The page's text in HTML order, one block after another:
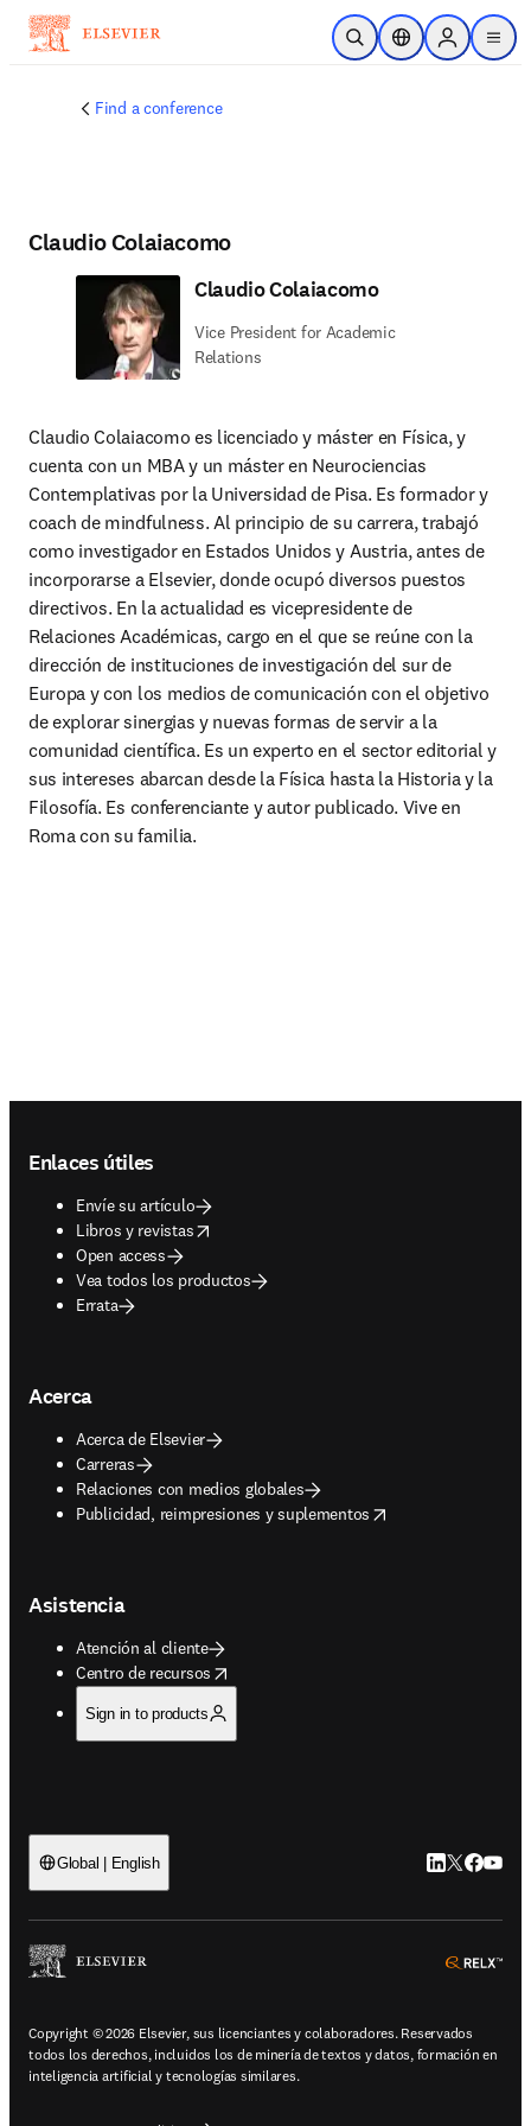
Saltar al contenido principal
Abrir búsqueda
Selector deSign in to
menu
Find a conference
Claudio Colaiacomo
Claudio Colaiacomo
Vice President for Academic
Relations
Claudio Colaiacomo es licenciado y máster en Física, y
cuenta con un MBA y un máster en Neurociencias
Contemplativas por la Universidad de Pisa. Es formador y
coach de mindfulness. Al principio de su carrera, trabajó
como investigador en Estados Unidos y Austria, antes de
incorporarse a Elsevier, donde ocupó diversos puestos
directivos. En la actualidad es vicepresidente de
Relaciones Académicas, cargo en el que se reúne con la
dirección de instituciones de investigación del sur de
Europa y con los medios de comunicación con el objetivo
de explorar sinergias y nuevas formas de servir a la
comunidad científica. Es un experto en el sector editorial y
sus intereses abarcan desde la Física hasta la Historia y la
Filosofía. Es conferenciante y autor publicado. Vive en
Roma con su familia.
Enlaces útiles
Envíe su artículo
Libros y revistas
opens in new tab/window
Open access
Vea todos los productos
Errata
Acerca
Acerca de Elsevier
Carreras
Relaciones con medios globales
Publicidad, reimpresiones y suplementos
opens in new tab/window
Asistencia
Atención al cliente
Centro de recursos
opens in new tab/window
Sign in to products
Global | English LinkedIn se
Twitter se
Copyright © 2026 Elsevier, sus licenciantes y colaboradores. Reservados
todos los derechos, incluidos los de minería de textos y datos, formación en
inteligencia artificial y tecnologías similares.